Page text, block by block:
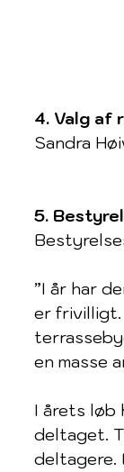
4. Valg af
Sandra
5.
”I år har
er frivilligt.
en masse
I årets løb
deltaget.
deltagere.